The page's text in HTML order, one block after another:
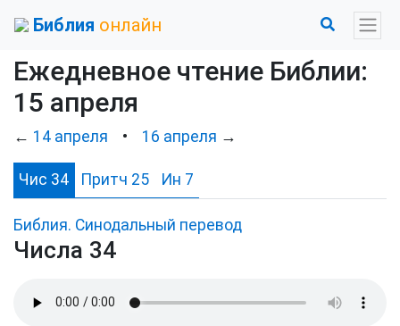
Библия онлайн
Ежедневное чтение Библии:
15 апреля
← 14 апреля • 16 апреля →
Чис 34 Притч 25 Ин 7
Библия. Синодальный перевод
Числа 34